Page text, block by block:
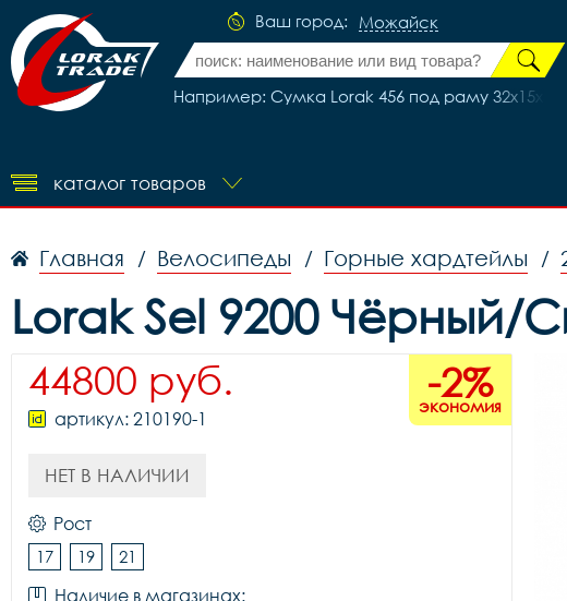
Ваш город: Можайск
Например: Сумка Lorak 456 под раму
каталог товаров
Главная / Велосипеды / Горные хардтейлы /
Lorak Sel 9200
-2%
экономия
44800 руб.
артикул: 210190-1
НЕТ В НАЛИЧИИ
Рост
17 19 21
Наличие в магазинах: